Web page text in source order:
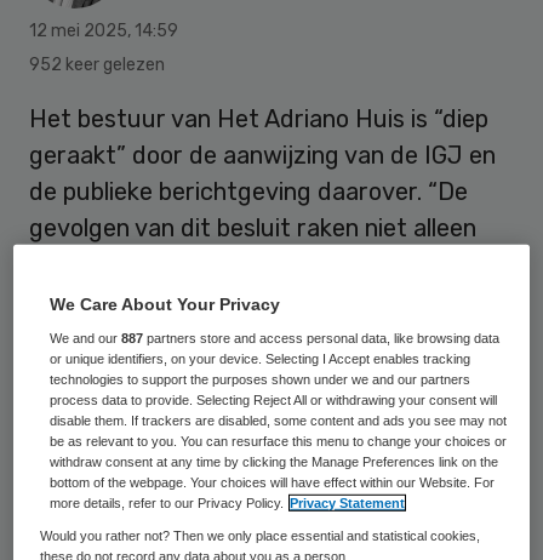
12 mei 2025, 14:59
952 keer gelezen
Het bestuur van Het Adriano Huis is “diep
geraakt” door de aanwijzing van de IGJ en
de publieke berichtgeving daarover. “De
gevolgen van dit besluit raken niet alleen
bewoners, mensen met zeer complexe
problematiek en de medewerkers die zich
dag en nacht voor hen inzetten”, aldus de
zorgorganisatie voor mensen met een
verstandelijke beperking, ernstige
gedragsproblemen en vaak een
geschiedenis van verslaving en trauma.
We Care About Your Privacy
We and our887 partners store and access personal data, like browsing data
or unique identifiers, on your device. Selecting I Accept enables tracking
technologies to support the purposes shown under we and our partners
process data to provide. Selecting Reject All or withdrawing your consent will
disable them. If trackers are disabled, some content and ads you see may not
be as relevant to you. You can resurface this menu to change your choices or
withdraw consent at any time by clicking the Manage Preferences link on the
bottom of the webpage. Your choices will have effect within our Website. For
more details, refer to our Privacy Policy.
Privacy Statement
Would you rather not? Then we only place essential and statistical cookies,
these do not record any data about you as a person